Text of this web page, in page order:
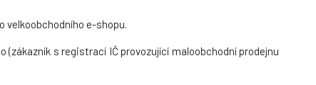
velkoobchodního e-shopu.
(zákazník s registrací IČ provozující maloobchodní prodejnu